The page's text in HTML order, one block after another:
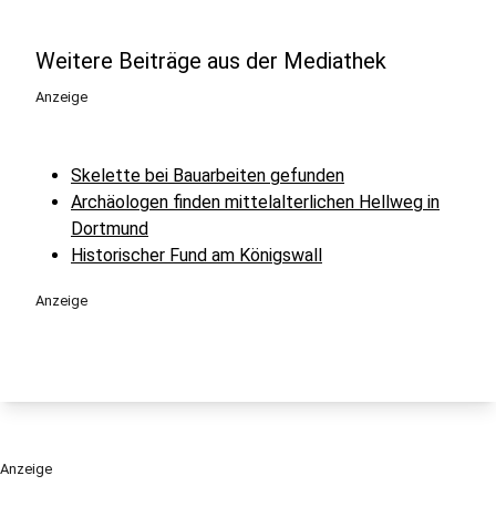
Weitere Beiträge aus der Mediathek
Anzeige
Skelette bei Bauarbeiten gefunden
Archäologen finden mittelalterlichen Hellweg in
Dortmund
Historischer Fund am Königswall
Anzeige
Anzeige